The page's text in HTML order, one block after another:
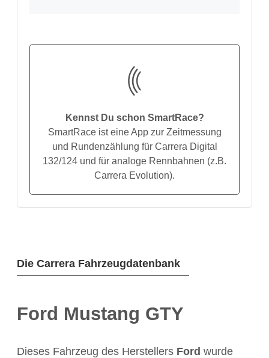
Die Carrera Fahrzeugdatenbank
Ford Mustang GTY
Dieses Fahrzeug des Herstellers Ford wurde
Kennst Du schon SmartRace?
SmartRace ist eine App zur Zeitmessung
und Rundenzählung für Carrera Digital
132/124 und für analoge Rennbahnen (z.B.
Carrera Evolution).